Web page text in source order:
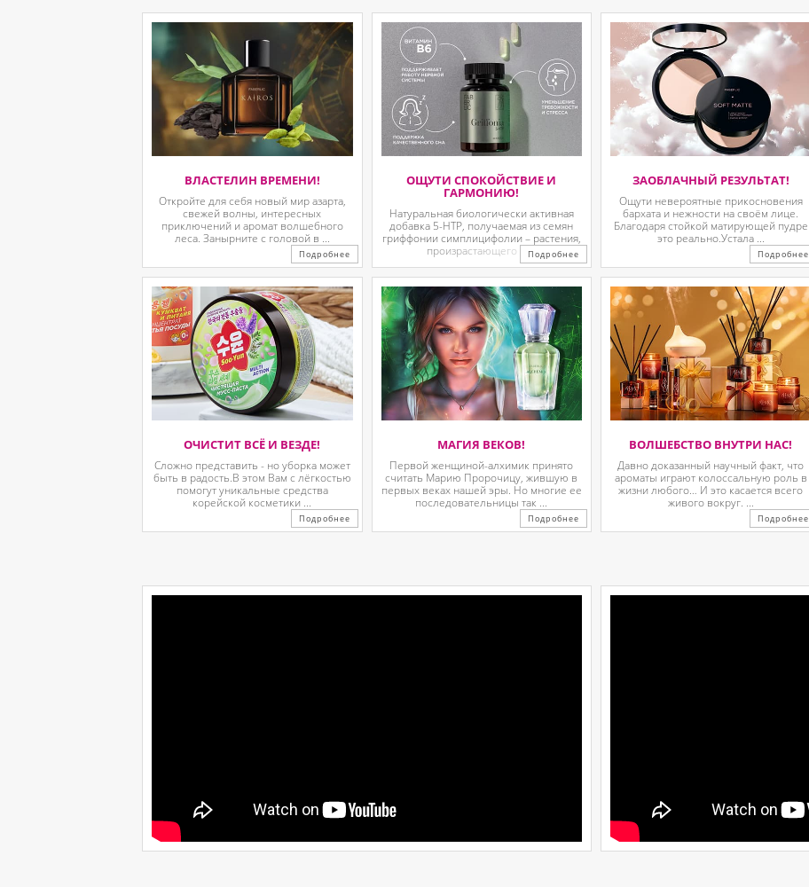
ВЛАСТЕЛИН ВРЕМЕНИ!
Откройте для себя новый мир азарта,
свежей волны, интересных
приключений и аромат волшебного
леса. Занырните с головой в ...
Подробнее
ОЩУТИ СПОКОЙСТВИЕ И
ГАРМОНИЮ!
Натуральная биологически активная
добавка 5-HTP, получаемая из семян
гриффонии симплицифолии – растения,
произрастающего в ...Подробнее
ЗАОБЛАЧНЫЙ РЕЗУЛЬТАТ!
Ощути невероятные прикосновения
бархата и нежности на своём лице.
Благодаря стойкой матирующей пудре
это реально.Устала ...
Подробнее
ОЧИСТИТ ВСЁ И ВЕЗДЕ!
Сложно представить - но уборка может
быть в радость.В этом Вам с лёгкостью
помогут уникальные средства
корейской косметики ...
Подробнее
МАГИЯ ВЕКОВ!
Первой женщиной-алхимик принято
считать Марию Пророчицу, жившую в
первых веках нашей эры. Но многие ее
последовательницы так ...
Подробнее
ВОЛШЕБСТВО ВНУТРИ НАС!
Давно доказанный научный факт, что
ароматы играют колоссальную роль в
жизни любого… И это касается всего
живого вокруг. ...
Подробнее